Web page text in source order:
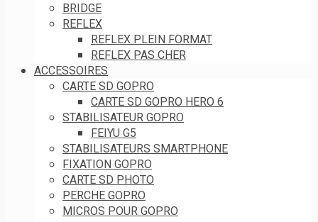
BRIDGE
REFLEX
REFLEX PLEIN FORMAT
REFLEX PAS CHER
ACCESSOIRES
CARTE SD GOPRO
CARTE SD GOPRO HERO 6
STABILISATEUR GOPRO
FEIYU G5
STABILISATEURS SMARTPHONE
FIXATION GOPRO
CARTE SD PHOTO
PERCHE GOPRO
MICROS POUR GOPRO